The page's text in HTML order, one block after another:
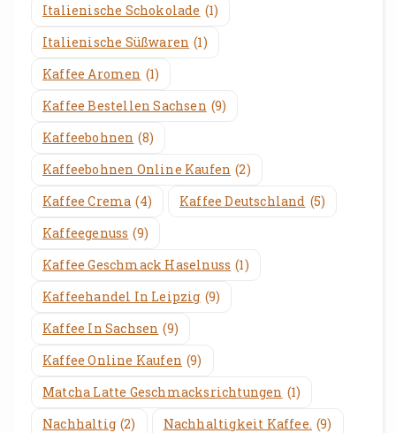
Italienische Schokolade (1)
Italienische Süßwaren (1)
Kaffee Aromen (1)
Kaffee Bestellen Sachsen (9)
Kaffeebohnen (8)
Kaffeebohnen Online Kaufen (2)
Kaffee Crema (4) Kaffee Deutschland (5)
Kaffeegenuss (9)
Kaffee Geschmack Haselnuss (1)
Kaffeehandel In Leipzig (9)
Kaffee In Sachsen (9)
Kaffee Online Kaufen (9)
Matcha Latte Geschmacksrichtungen (1)
Nachhaltig (2) Nachhaltigkeit Kaffee. (9)